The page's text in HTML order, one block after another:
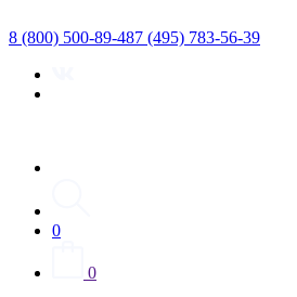
8 (800) 500-89-487 (495) 783-56-39
0
0